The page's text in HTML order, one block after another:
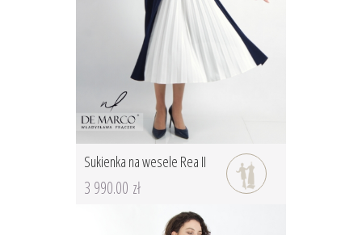
Sukienka na wesele Rea II
3 990.00 zł